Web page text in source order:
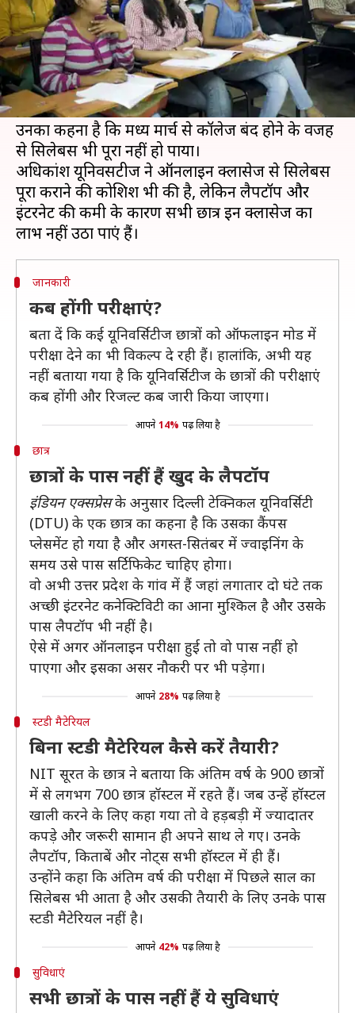
क्या है खबर?
कोरोना वायरस महामारी के कारण देश भर के सभी
कॉलेज और यूनिवर्सिटीज ऑनलाइन परीक्षा कराने पर
विचार कर रही हैं, जिसका सभी छात्र विरोध कर रहे हैं।
उनका कहना है कि मध्य मार्च से कॉलेज बंद होने के वजह
से सिलेबस भी पूरा नहीं हो पाया।
अधिकांश यूनिवर्सिटीज ने ऑनलाइन क्लासेज से सिलेबस
पूरा कराने की कोशिश भी की है, लेकिन लैपटॉप और
इंटरनेट की कमी के कारण सभी छात्र इन क्लासेज का
जानकारी
कब होंगी परीक्षाएं?
बता दें कि कई यूनिवर्सिटीज छात्रों को ऑफलाइन मोड में
परीक्षा देने का भी विकल्प दे रही हैं। हालांकि, अभी यह
नहीं बताया गया है कि यूनिवर्सिटीज के छात्रों की परीक्षाएं
कब होंगी और रिजल्ट कब जारी किया जाएगा।
आपने 14% पढ़ लिया है
छात्र
छात्रों के पास नहीं हैं खुद के लैपटॉप
इंडियन एक्सप्रेसके अनुसार दिल्ली टेक्निकल यूनिवर्सिटी
(DTU) के एक छात्र का कहना है कि उसका कैंपस
प्लेसमेंट हो गया है और अगस्त-सितंबर में ज्वाइनिंग के
समय उसे पास सर्टिफिकेट चाहिए होगा।
वो अभी उत्तर प्रदेश के गांव में हैं जहां लगातार दो घंटे तक
अच्छी इंटरनेट कनेक्टिविटी का आना मुश्किल है और उसके
पास लैपटॉप भी नहीं है।
ऐसे में अगर ऑनलाइन परीक्षा हुई तो वो पास नहीं हो
पाएगा और इसका असर नौकरी पर भी पड़ेगा।
आपने 28% पढ़ लिया है
स्टडी मैटेरियल
बिना स्टडी मैटेरियल कैसे करें तैयारी?
NIT सूरत के छात्र ने बताया कि अंतिम वर्ष के 900 छात्रों
में से लगभग 700 छात्र हॉस्टल में रहते हैं। जब उन्हें हॉस्टल
खाली करने के लिए कहा गया तो वे हड़बड़ी में ज्यादातर
कपड़े और जरूरी सामान ही अपने साथ ले गए। उनके
लैपटॉप, किताबें और नोट्स सभी हॉस्टल में ही हैं।
उन्होंने कहा कि अंतिम वर्ष की परीक्षा में पिछले साल का
सिलेबस भी आता है और उसकी तैयारी के लिए उनके पास
स्टडी मैटेरियल नहीं है।
आपने 42% पढ़ लिया है
सुविधाएं
सभी छात्रों के पास नहीं हैं ये सुविधाएं